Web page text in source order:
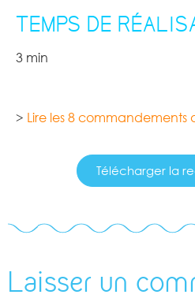
TEMPS DE
3 min
> Lire les 8 commandements
Télécharger la
Laisser un